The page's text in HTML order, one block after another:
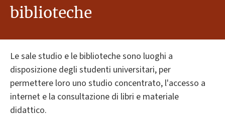
biblioteche
Le sale studio e le biblioteche sono luoghi a
disposizione degli studenti universitari, per
permettere loro uno studio concentrato, l'accesso a
internet e la consultazione di libri e materiale
didattico.